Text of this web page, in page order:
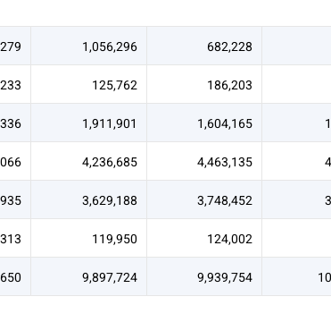
682,228
1,056,296
186,203
125,762
1,604,165
1,911,901
4,463,135
4,236,685
3,748,452
3,629,188
124,002
119,950
9,939,754
9,897,724